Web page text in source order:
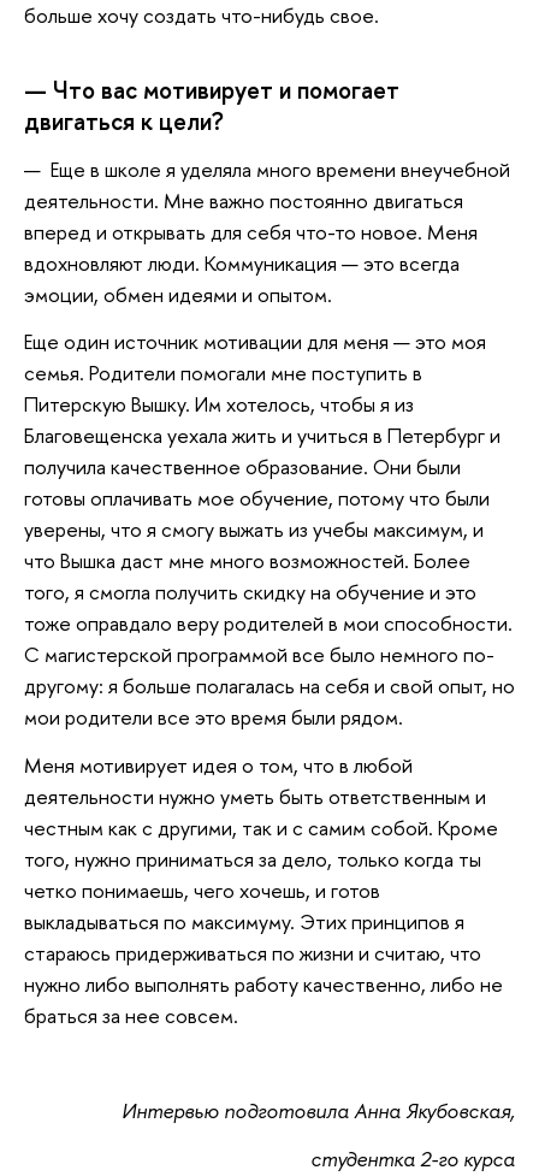
больше хочу создать что-нибудь свое.
— Что вас мотивирует и помогает
двигаться к цели?
— Еще в школе я уделяла много времени внеучебной
деятельности. Мне важно постоянно двигаться
вперед и открывать для себя что-то новое. Меня
вдохновляют люди. Коммуникация — это всегда
эмоции, обмен идеями и опытом.
Еще один источник мотивации для меня — это моя
семья. Родители помогали мне поступить в
Питерскую Вышку. Им хотелось, чтобы я из
Благовещенска уехала жить и учиться в Петербург и
получила качественное образование. Они были
готовы оплачивать мое обучение, потому что были
уверены, что я смогу выжать из учебы максимум, и
что Вышка даст мне много возможностей. Более
того, я смогла получить скидку на обучение и это
тоже оправдало веру родителей в мои способности.
С магистерской программой все было немного по-
другому: я больше полагалась на себя и свой опыт, но
мои родители все это время были рядом.
Меня мотивирует идея о том, что в любой
деятельности нужно уметь быть ответственным и
честным как с другими, так и с самим собой. Кроме
того, нужно приниматься за дело, только когда ты
четко понимаешь, чего хочешь, и готов
выкладываться по максимуму. Этих принципов я
стараюсь придерживаться по жизни и считаю, что
нужно либо выполнять работу качественно, либо не
браться за нее совсем.
Интервью подготовила Анна Якубовская,
студентка 2-го курса